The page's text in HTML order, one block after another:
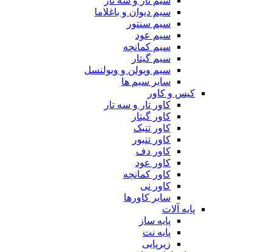
سیم دیوان و باغلاما
سیم سنتور
سیم عود
سیم کمانچه
سیم گیتار
سیم ویولن و ویولنسل
سایر سیم ها
کیس و کاور
کاور تار و سه تار
کاور گیتار
کاور تنبک
کاور تنبور
کاور دف
کاور عود
کاور کمانچه
کاور نی
سایر کاورها
پایه آلات
پایه ساز
پایه نت
زیرپایی